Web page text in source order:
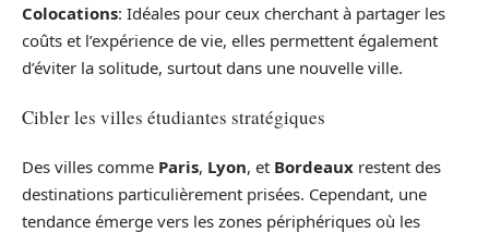
Colocations: Idéales pour ceux cherchant à partager les
coûts et l’expérience de vie, elles permettent également
d’éviter la solitude, surtout dans une nouvelle ville.
Cibler les villes étudiantes stratégiques
Des villes comme Paris, Lyon, et Bordeaux restent des
destinations particulièrement prisées. Cependant, une
tendance émerge vers les zones périphériques où les